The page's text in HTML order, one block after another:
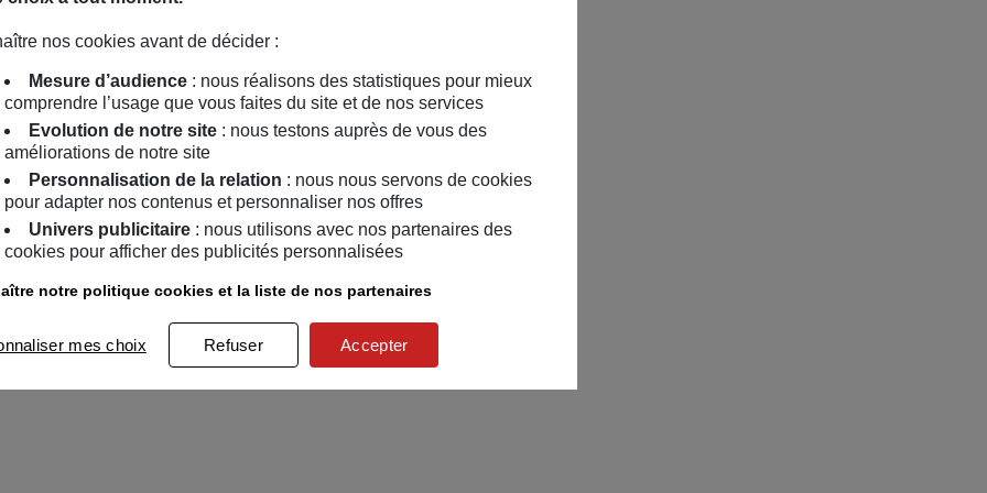
nos cookies avant de décider :
Mesure d’audience : nous réalisons des statistiques pour mieux
comprendre l’usage que vous faites du site et de nos services
Evolution de notre site : nous testons auprès de vous des
améliorations de notre site
Personnalisation de la relation : nous nous servons de cookies
pour adapter nos contenus et personnaliser nos offres
Univers publicitaire : nous utilisons avec nos partenaires des
cookies pour afficher des publicités personnalisées
notre politique cookies et la liste de nos partenaires
mes choix Refuser Accepter